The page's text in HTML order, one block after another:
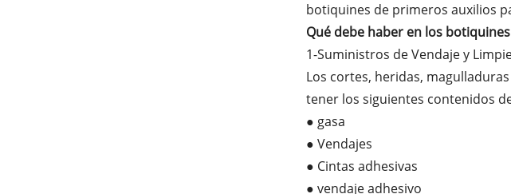
botiquines de primeros auxilios
Qué debe haber en los
1-Suministros de Vendaje y
Los cortes, heridas,
tener los siguientes contenidos
● gasa
● Vendajes
● Cintas adhesivas
● vendaje adhesivo